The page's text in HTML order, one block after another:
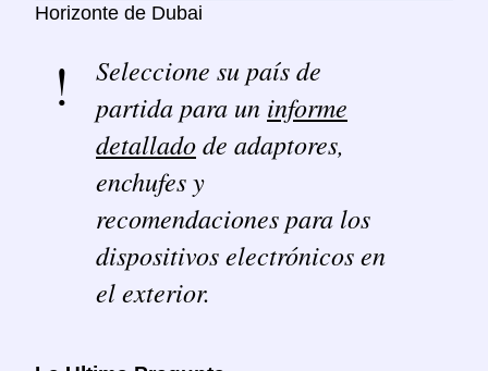
Horizonte de Dubai
Seleccione su país de
partida para un informe
detalladode adaptores,
enchufes y
recomendaciones para los
dispositivos electrónicos en
el exterior.